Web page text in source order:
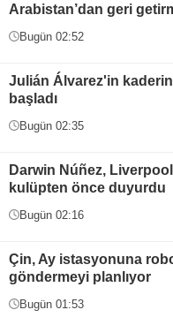
Arabistan’dan geri
Bugün 02:52
Julián Álvarez'in
başladı
Bugün 02:35
Darwin Núñez,
kulüpten önce duyurdu
Bugün 02:16
Çin, Ay istasyonuna
göndermeyi planlıyor
Bugün 01:53